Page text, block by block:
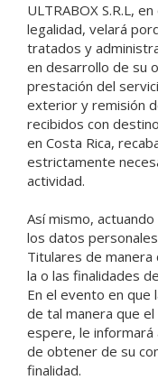
ULTRABOX S.R.L,
legalidad, velará
tratados y
en desarrollo de su
prestación del
exterior y remisión
recibidos con
en Costa Rica,
estrictamente
actividad.
Así mismo,
los datos
Titulares de manera
la o las finalidades
En el evento en que
de tal manera que
espere, le informará
de obtener de su
finalidad.